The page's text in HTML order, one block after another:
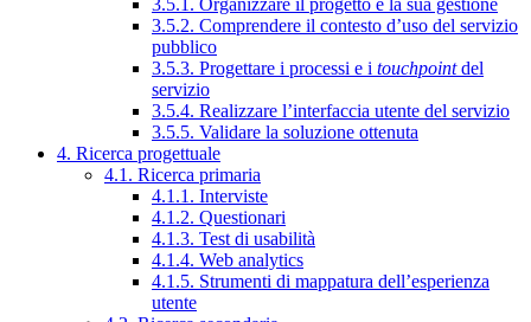
3.5.2. Comprendere il contesto d’uso del servizio
pubblico
3.5.3. Progettare i processi e i touchpointdel
servizio
3.5.4. Realizzare l’interfaccia utente del servizio
3.5.5. Validare la soluzione ottenuta
4. Ricerca progettuale
4.1. Ricerca primaria
4.1.1. Interviste
4.1.2. Questionari
4.1.3. Test di usabilità
4.1.4. Web analytics
4.1.5. Strumenti di mappatura dell’esperienza
utente